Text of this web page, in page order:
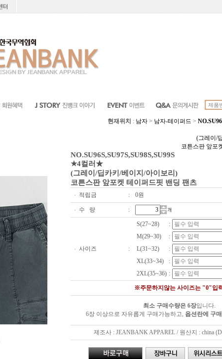
현재위치 : 남자 > 남자-테이퍼드 >
(그레이/
코튼스판 앞포
NO.SU96S,SU97S,SU98S,SU99S
★4컬러★
(그레이/딥카키/베이지/아이보리)
코튼스판 앞포켓 테이퍼드핏 밴딩 팬츠
■ 적립금 : 0원
■ 수 량 :
■ 사이즈 :
S(27~28)
:
M(29~30)
:
L(31~32)
:
XL(33~34)
:
2XL(35~36) :
※주문하지않는 사이즈는 "0"입
최소 구매수량은 6장입니다.
6장 이상으로 자유롭게 구매가능하고, 옵션란에 구
제조사 : JEANBANK APPAREL / 원산지 : china